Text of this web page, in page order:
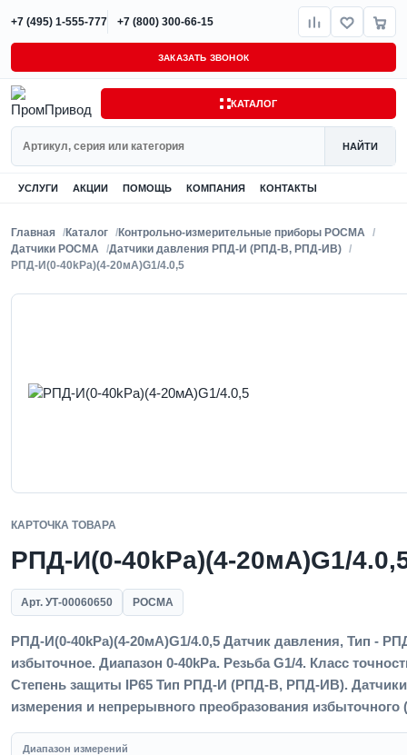
+7 (495) 1-555-777 +7 (800) 300-66-15
ЗАКАЗАТЬ ЗВОНОК
КАТАЛОГ
НАЙТИ
УСЛУГИ АКЦИИ ПОМОЩЬ КОМПАНИЯ КОНТАКТЫ
Главная Каталог
Контрольно-измерительные приборы РОСМА
Датчики РОСМА
Датчики давления РПД-И (РПД-В, РПД-ИВ)
РПД-И(0-40kPa)(4-20мА)G1/4.0,5
КАРТОЧКА ТОВАРА
РПД-И(0-40kPa)(4-20мА)G1/
Арт. УТ-00060650 РОСМА
РПД-И(0-40kPa)(4-20мА)G1/4.0,5 Датчик давления, Тип -
избыточное. Диапазон 0-40kPa. Резьба G1/4. Класс
Степень защиты IP65 Тип РПД-И (РПД-В, РПД-ИВ).
измерения и непрерывного преобразования
Диапазон измерений